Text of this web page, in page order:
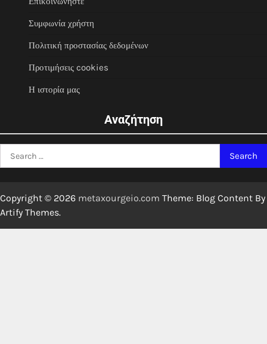
Συμφωνία χρήστη
Πολιτική προστασίας δεδομένων
Προτιμήσεις cookies
Η ιστορία μας
Αναζήτηση
for:
Copyright © 2026 metaxourgeio.com Theme: Blog Content By
Artify Themes.